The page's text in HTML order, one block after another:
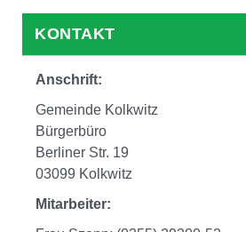
KONTAKT
Anschrift:
Gemeinde Kolkwitz
Bürgerbüro
Berliner Str. 19
03099 Kolkwitz
Mitarbeiter: